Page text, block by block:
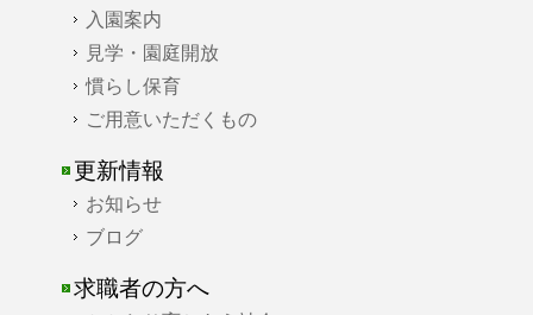
入園案内
見学・園庭開放
慣らし保育
ご用意いただくもの
更新情報
お知らせ
ブログ
求職者の方へ